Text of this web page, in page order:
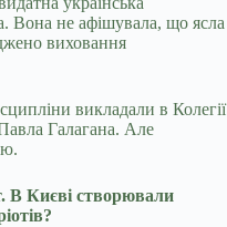
Вона не афішувала, що ясла
виховання
викладали в Колегії
Галагана. Але
В Києві створювали